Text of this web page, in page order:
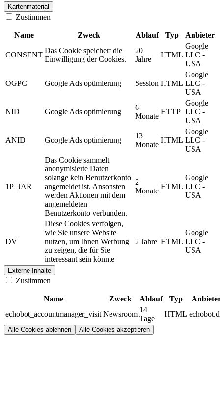
Kartenmaterial
Zustimmen
Name Zweck Ablauf Typ Anbieter
CONSENT
Das Cookie speichert die
Einwilligung der Cookies.
20
Jahre
HTML
Google
LLC -
USA
OGPC Google Ads optimierung Session HTML
Google
LLC -
USA
NID Google Ads optimierung
6
Monate
HTTP
Google
LLC -
USA
ANID Google Ads optimierung
13
Monate
HTML
Google
LLC -
USA
1P_JAR
Das Cookie sammelt
anonymisierte Daten
solange kein Benutzerkonto
angemeldet ist. Ansonsten
werden Aktionen mit dem
angemeldeten
Benutzerkonto verbunden.
2
Monate
HTML
Google
LLC -
USA
DV
Diese Cookies verfolgen,
wie Sie unsere Website
nutzen, um Ihnen Werbung
zu zeigen, die für Sie
interessant sein könnte
2 Jahre HTML
Google
LLC -
USA
Externe Inhalte
Zustimmen
Name Zweck Ablauf Typ
echobot_accountmanager_visit Newsroom
14
Tage
HTML
Alle Cookies ablehnen Alle Cookies akzeptieren